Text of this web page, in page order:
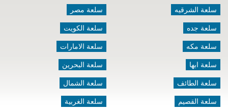
سلعة الشرقيه
سلعة جده
سلعة مكه
سلعة ابها
سلعة الطائف
سلعة القصيم
سلعة مصر
سلعة الكويت
سلعة الامارات
سلعة البحرين
سلعة الشمال
سلعة الغربية